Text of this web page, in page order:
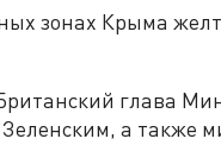
зонах Крыма
глава
а также